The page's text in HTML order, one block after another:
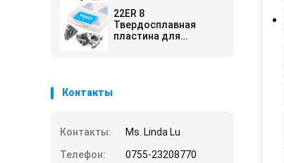
22ER 8
Твердосплавная
пластина для
Контакты
Контакты:
Ms. Linda Lu
Телефон:
0755-23208770